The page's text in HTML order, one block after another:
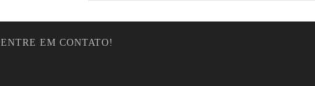
ENTRE EM CONTATO!